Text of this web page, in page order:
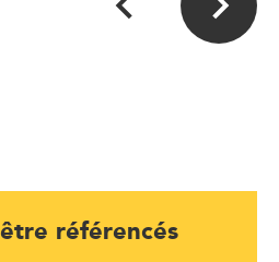
être référencés